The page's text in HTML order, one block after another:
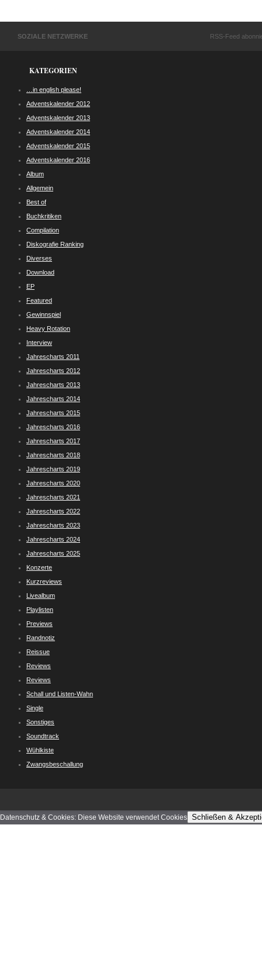
SOZIALE NETZWERKE RSS-Feed
KATEGORIEN
…in english please!
Adventskalender 2012
Adventskalender 2013
Adventskalender 2014
Adventskalender 2015
Adventskalender 2016
Album
Allgemein
Best of
Buchkritiken
Compilation
Diskografie Ranking
Diverses
Download
EP
Featured
Gewinnspiel
Heavy Rotation
Interview
Jahrescharts 2011
Jahrescharts 2012
Jahrescharts 2013
Jahrescharts 2014
Jahrescharts 2015
Jahrescharts 2016
Jahrescharts 2017
Jahrescharts 2018
Jahrescharts 2019
Jahrescharts 2020
Jahrescharts 2021
Jahrescharts 2022
Jahrescharts 2023
Jahrescharts 2024
Jahrescharts 2025
Konzerte
Kurzreviews
Livealbum
Playlisten
Previews
Randnotiz
Reissue
Reviews
Reviews
Schall und Listen-Wahn
Single
Sonstiges
Soundtrack
Wühlkiste
Zwangsbeschallung
Datenschutz & Cookies: Diese Website verwendet Cookies Schließen &